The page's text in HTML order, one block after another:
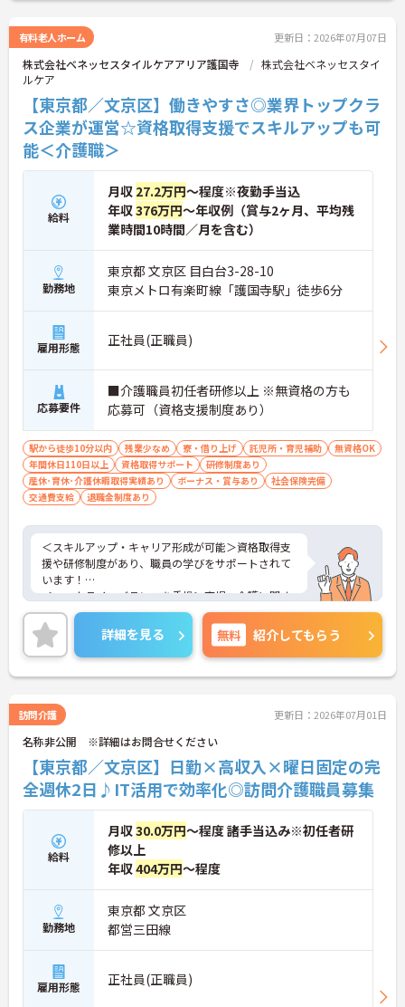
詳細をお話ししますのでお気軽にご相談ください！
有料老人ホーム 更新日：2026年07月07日
株式会社ベネッセスタイルケアアリア護国寺
株式会社ベネッセスタイ
ルケア
【東京都／文京区】働きやすさ◎業界トップクラ
ス企業が運営☆資格取得支援でスキルアップも可
能＜介護職＞
給料
月収 27.2万円～程度※夜勤手当込
年収376万円～年収例（賞与2ヶ月、平均残
業時間10時間／月を含む）
勤務地
東京都 文京区 目白台3-28-10
東京メトロ有楽町線「護国寺駅」徒歩6分
雇用形態 正社員(正職員)
応募要件
■介護職員初任者研修以上 ※無資格の方も
応募可（資格支援制度あり）
駅から徒歩10分以内 残業少なめ 寮・借り上げ 託児所・育児補助
無資格OK
年間休日110日以上
資格取得サポート
研修制度あり
産休･育休･介護休暇取得実績あり
ボーナス・賞与あり
社会保険完備
交通費支給
退職金制度あり
＜スキルアップ・キャリア形成が可能＞資格取得支
援や研修制度があり、職員の学びをサポートされて
います！
＜ワークライフバランスを重視＞育児・介護に関す
る制度や社宅制度、各種手当など、長く安心して働
きやすい環境が整っています。
＜寄り添ったケアの実施＞利用者さまに深く寄り添
ったサービスの提供を目指し、職員の専門性を高め
るような人材育成にも注力されています。
詳細をお話ししますのでお気軽にご相談ください！
詳細を見る 無料 紹介してもらう
訪問介護 更新日：2026年07月01日
名称非公開 ※詳細はお問合せください
【東京都／文京区】日勤×高収入×曜日固定の完
全週休2日♪IT活用で効率化◎訪問介護職員募集
給料
月収30.0万円～程度 諸手当込み※初任者研
修以上
年収404万円～程度
勤務地
東京都 文京区
都営三田線
雇用形態 正社員(正職員)